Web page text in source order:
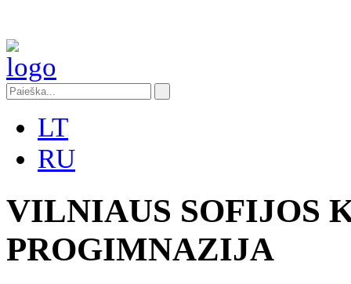
LT
RU
VILNIAUS SOFIJOS
PROGIMNAZIJA